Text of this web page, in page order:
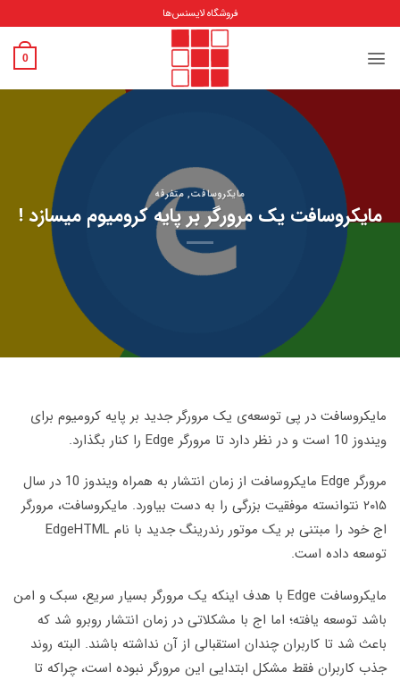
content
فروشگاه لایسنس‌ها
0
مایکروسافت, متفرقه
مایکروسافت یک مرورگر بر پایه کرومیوم میسازد !
مایکروسافت در پی توسعه‌ی یک مرورگر جدید بر پایه کرومیوم برای
ویندوز 10 است و در نظر دارد تا مرورگر Edge را کنار بگذارد.
مرورگر Edge مایکروسافت از زمان انتشار به همراه ویندوز 10 در سال
۲۰۱۵ نتوانسته موفقیت بزرگی را به دست بیاورد. مایکروسافت، مرورگر
اج خود را مبتنی بر یک موتور رندرینگ جدید با نام EdgeHTML
توسعه داده است.
مایکروسافت Edge با هدف اینکه یک مرورگر بسیار سریع، سبک و امن
باشد توسعه یافته؛ اما اج با مشکلاتی در زمان انتشار روبرو شد که
باعث شد تا کاربران چندان استقبالی از آن نداشته باشند. البته روند
جذب کاربران فقط مشکل ابتدایی این مرورگر نبوده است، چراکه تا